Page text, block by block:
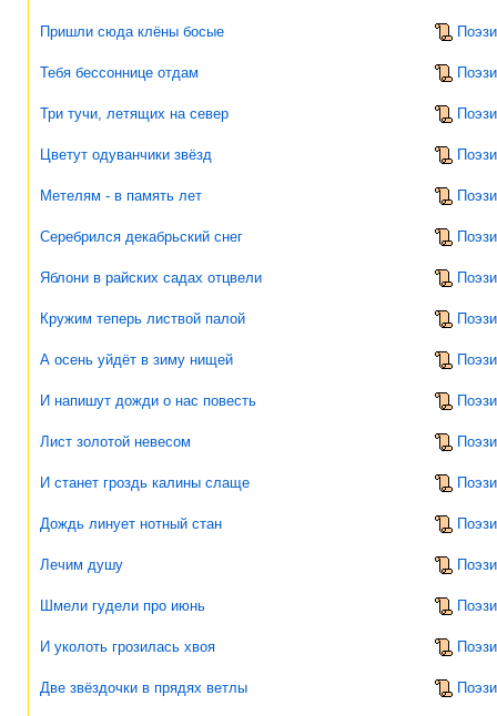
Пришли сюда клёны босые
Тебя бессоннице отдам
Три тучи, летящих на север
Цветут одуванчики звёзд
Метелям - в память лет
Серебрился декабрьский снег
Яблони в райских садах отцвели
Кружим теперь листвой палой
А осень уйдёт в зиму нищей
И напишут дожди о нас повесть
Лист золотой невесом
И станет гроздь калины слаще
Дождь линует нотный стан
Лечим душу
Шмели гудели про июнь
И уколоть грозилась хвоя
Две звёздочки в прядях ветлы